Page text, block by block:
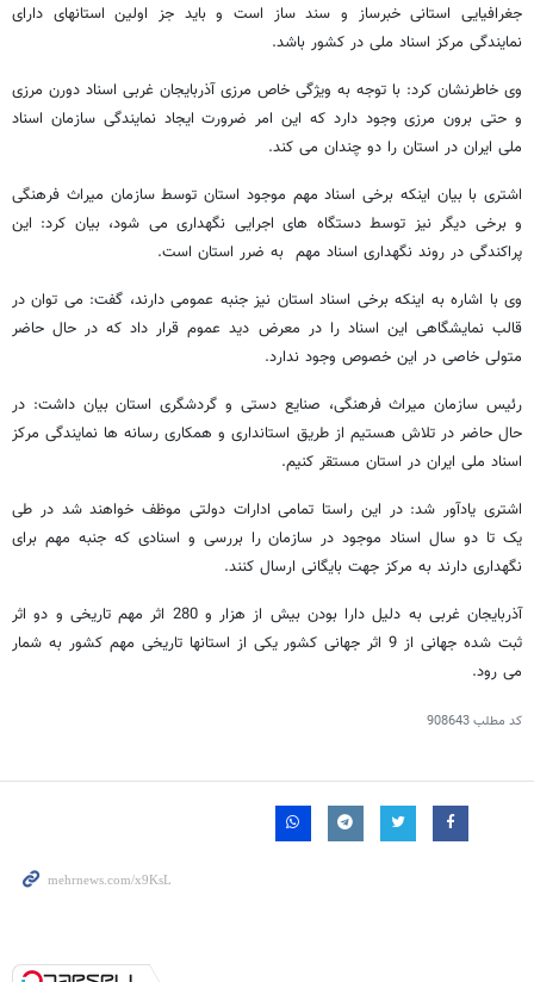
جغرافیایی استانی خبرساز و سند ساز است و باید جز اولین استانهای دارای
نمایندگی مرکز اسناد ملی در کشور باشد.
وی خاطرنشان کرد: با توجه به ویژگی خاص مرزی آذربایجان غربی اسناد دورن مرزی
و حتی برون مرزی وجود دارد که این امر ضرورت ایجاد نمایندگی سازمان اسناد
ملی ایران در استان را دو چندان می کند.
اشتری با بیان اینکه برخی اسناد مهم موجود استان توسط سازمان میراث فرهنگی
و برخی دیگر نیز توسط دستگاه های اجرایی نگهداری می شود، بیان کرد: این
پراکندگی در روند نگهداری اسناد مهم به ضرر استان است.
وی با اشاره به اینکه برخی اسناد استان نیز جنبه عمومی دارند، گفت: می توان در
قالب نمایشگاهی این اسناد را در معرض دید عموم قرار داد که در حال حاضر
متولی خاصی در این خصوص وجود ندارد.
رئیس سازمان میراث فرهنگی، صنایع دستی و گردشگری استان بیان داشت: در
حال حاضر در تلاش هستیم از طریق استانداری و همکاری رسانه ها نمایندگی مرکز
اسناد ملی ایران در استان مستقر کنیم.
اشتری یادآور شد: در این راستا تمامی ادارات دولتی موظف خواهند شد در طی
یک تا دو سال اسناد موجود در سازمان را بررسی و اسنادی که جنبه مهم برای
نگهداری دارند به مرکز جهت بایگانی ارسال کنند.
آذربایجان غربی به دلیل دارا بودن بیش از هزار و 280 اثر مهم تاریخی و دو اثر
ثبت شده جهانی از 9 اثر جهانی کشور یکی از استانها تاریخی مهم کشور به شمار
می رود.
کد مطلب908643